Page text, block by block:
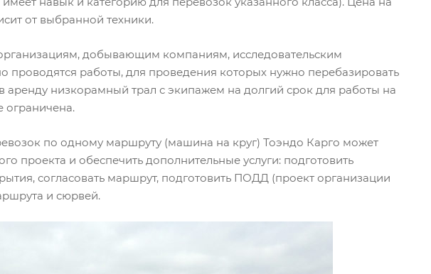
от выбранной техники.
добывающим компаниям, исследовательским
проводятся работы, для проведения которых нужно перебазировать
аренду низкорамный трал с экипажем на долгий срок для работы на
ограничена.
по одному маршруту (машина на круг) Тоэндо Карго может
проекта и обеспечить дополнительные услуги: подготовить
согласовать маршрут, подготовить ПОДД (проект организации
и сюрвей.